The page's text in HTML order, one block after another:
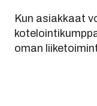
Kun asiakkaat
oman